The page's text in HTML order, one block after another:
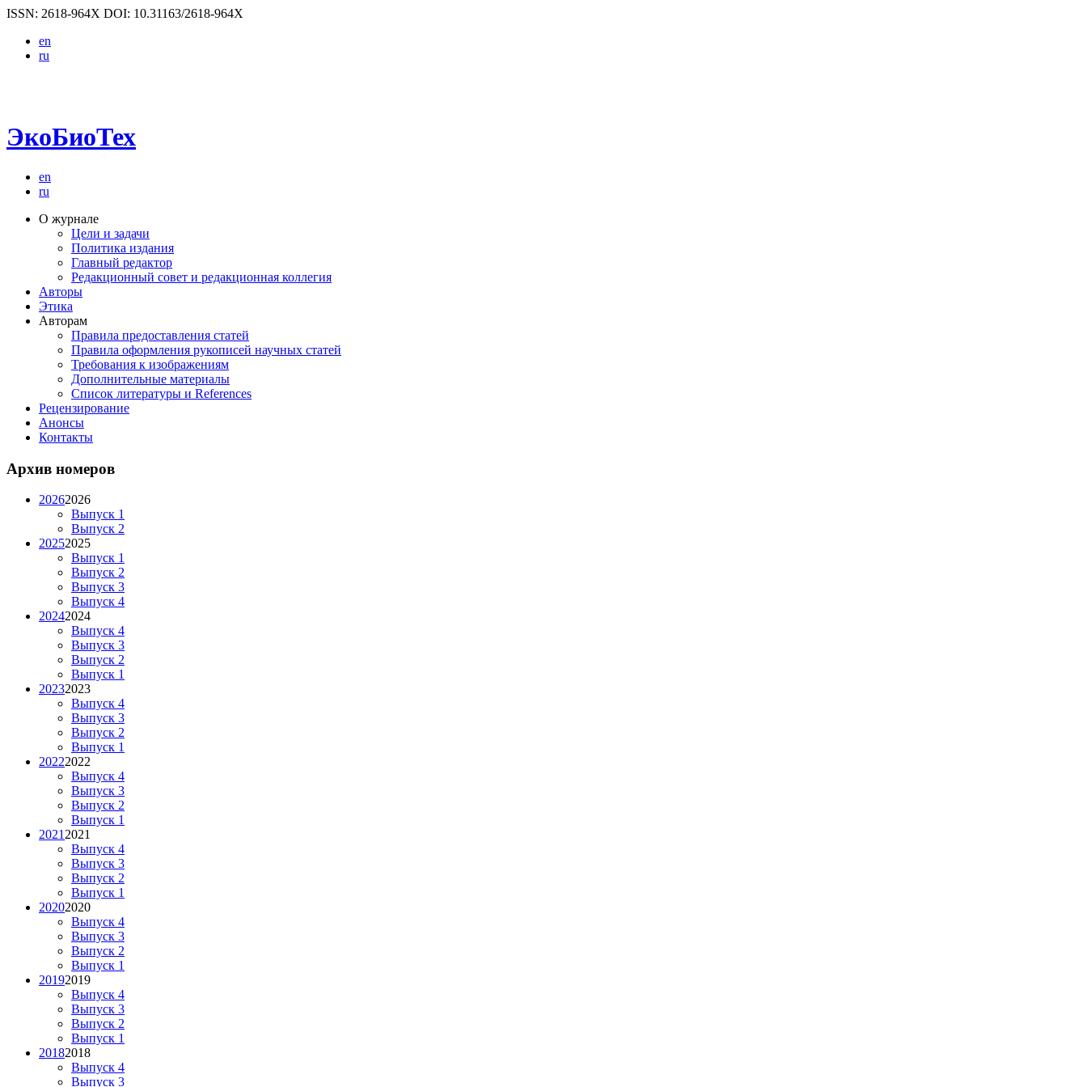
ISSN: 2618-964X DOI: 10.31163/2618-964X
en
ru
ЭкоБиоТех
en
ru
О журнале
Цели и задачи
Политика издания
Главный редактор
Редакционный совет и редакционная коллегия
Авторы
Этика
Авторам
Правила предоставления статей
Правила оформления рукописей научных статей
Требования к изображениям
Дополнительные материалы
Список литературы и References
Рецензирование
Анонсы
Контакты
Архив номеров
20262026
Выпуск 1
Выпуск 2
20252025
Выпуск 1
Выпуск 2
Выпуск 3
Выпуск 4
20242024
Выпуск 4
Выпуск 3
Выпуск 2
Выпуск 1
20232023
Выпуск 4
Выпуск 3
Выпуск 2
Выпуск 1
20222022
Выпуск 4
Выпуск 3
Выпуск 2
Выпуск 1
2021 2021
Выпуск 4
Выпуск 3
Выпуск 2
Выпуск 1
20202020
Выпуск 4
Выпуск 3
Выпуск 2
Выпуск 1
20192019
Выпуск 4
Выпуск 3
Выпуск 2
Выпуск 1
20182018
Выпуск 4
Выпуск 3